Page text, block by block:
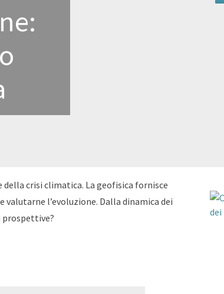
crisi climatica. La geofisica fornisce
l’evoluzione. Dalla dinamica dei
prospettive?